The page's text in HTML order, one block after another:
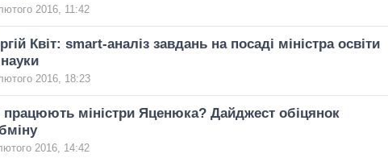
2016, 11:42
Квіт: smart-аналіз завдань на посаді міністра освіти
2016, 18:23
працюють міністри Яценюка? Дайджест обіцянок
2016, 14:42